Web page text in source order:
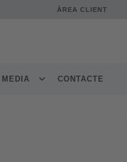
ÀREA CLIENT
MEDIA CONTACTE